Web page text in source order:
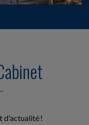
d'actualité !